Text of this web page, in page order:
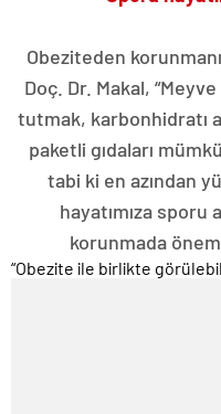
Obeziteden
Doç. Dr. Makal,
tutmak, karbonhidratı
paketli gıdaları
tabi ki en azından
hayatımıza
korunmada
“Obezite ile birlikte